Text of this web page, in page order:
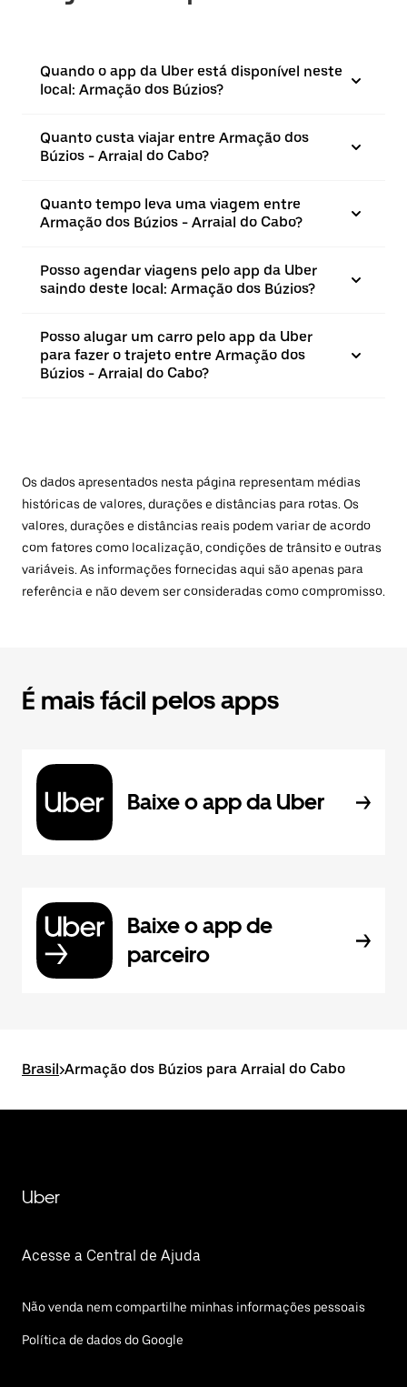
Quando o app da Uber está disponível neste
local: Armação dos Búzios?
Quanto custa viajar entre Armação dos
Búzios - Arraial do Cabo?
Quanto tempo leva uma viagem entre
Armação dos Búzios - Arraial do Cabo?
Posso agendar viagens pelo app da Uber
saindo deste local: Armação dos Búzios?
Posso alugar um carro pelo app da Uber
para fazer o trajeto entre Armação dos
Búzios - Arraial do Cabo?
Os dados apresentados nesta página representam médias
históricas de valores, durações e distâncias para rotas. Os
valores, durações e distâncias reais podem variar de acordo
com fatores como localização, condições de trânsito e outras
variáveis. As informações fornecidas aqui são apenas para
referência e não devem ser consideradas como compromisso.
É mais fácil pelos apps
Baixe o app da Uber
Baixe o app de
parceiro
Brasil>Armação dos Búzios para Arraial do Cabo
Uber
Acesse a Central de Ajuda
Não venda nem compartilhe minhas informações pessoais
Política de dados do Google